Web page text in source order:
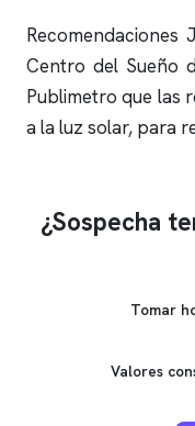
Recomendaciones
Centro del Sueño
Publimetro que las
a la luz solar, para
¿Sospecha
Tomar
Valores